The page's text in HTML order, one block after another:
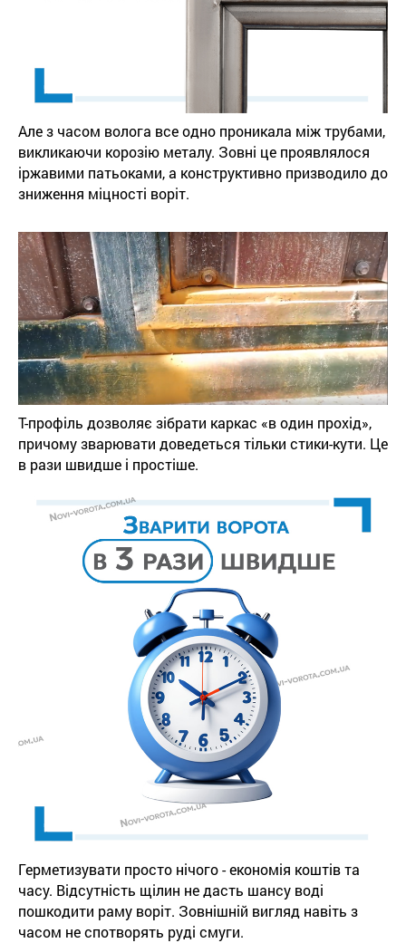
Але з часом волога все одно проникала між трубами,
викликаючи корозію металу. Зовні це проявлялося
іржавими патьоками, а конструктивно призводило до
зниження міцності воріт.
Т-профіль дозволяє зібрати каркас «в один прохід»,
причому зварювати доведеться тільки стики-кути. Це
в рази швидше і простіше.
Герметизувати просто нічого - економія коштів та
часу. Відсутність щілин не дасть шансу воді
пошкодити раму воріт. Зовнішній вигляд навіть з
часом не спотворять руді смуги.